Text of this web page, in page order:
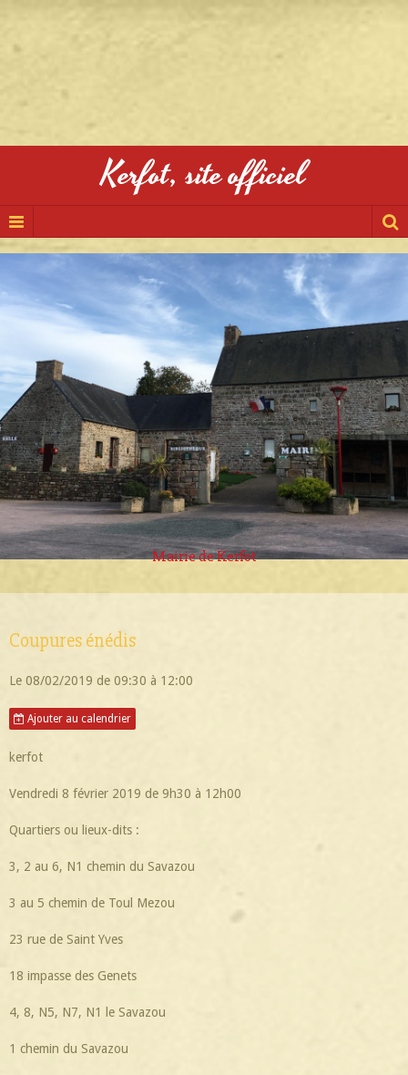
Kerfot, site officiel
Mairie de Kerfot
Coupures énédis
Le 08/02/2019 de 09:30 à 12:00
Ajouter au calendrier
kerfot
Vendredi 8 février 2019 de 9h30 à 12h00
Quartiers ou lieux-dits :
3, 2 au 6, N1 chemin du Savazou
3 au 5 chemin de Toul Mezou
23 rue de Saint Yves
18 impasse des Genets
4, 8, N5, N7, N1 le Savazou
1 chemin du Savazou